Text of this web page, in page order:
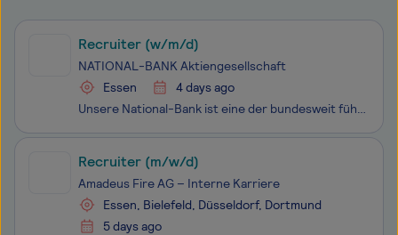
Recruiter (w/m/d)
NATIONAL-BANK Aktiengesellschaft
Essen
4 days ago
Unsere National-Bank ist eine der bundesweit führenden konzernfreien regional tätigen Institute für Privat- und Firmenkunden sowie mittelständische institutionelle Investoren. 1921 in Berlin gegründet, ist sie seit 1922 in Essen beheimatet. Unser geschäftlicher Erfolg spricht eine eigene Sprache. Da
Recruiter (m/w/d)
Amadeus Fire AG – Interne Karriere
Essen, Bielefeld, Düsseldorf, Dortmund
5 days ago